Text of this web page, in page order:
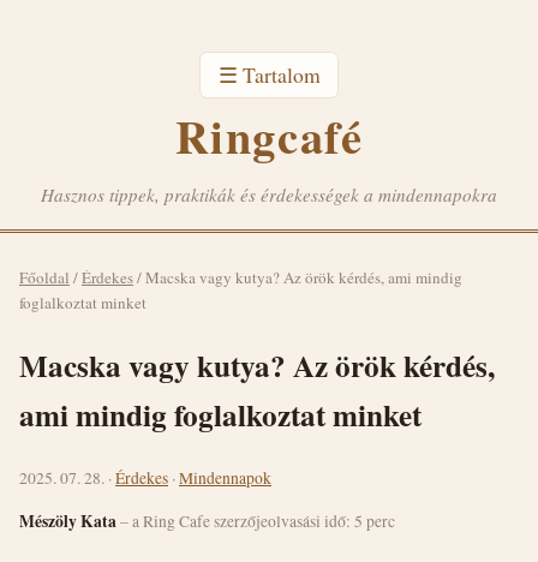
☰ Tartalom
Ringcafé
Hasznos tippek, praktikák és érdekességek a mindennapokra
Főoldal /Érdekes/Macska vagy kutya? Az örök kérdés, ami mindig
foglalkoztat minket
Macska vagy kutya? Az örök kérdés,
ami mindig foglalkoztat minket
2025. 07. 28. ·Érdekes ·Mindennapok
Mészöly Kata– a Ring Cafe szerzőjeolvasási idő: 5 perc